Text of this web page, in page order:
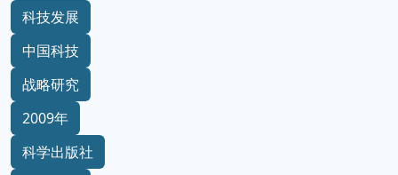
科技发展
中国科技
战略研究
2009年
科学出版社